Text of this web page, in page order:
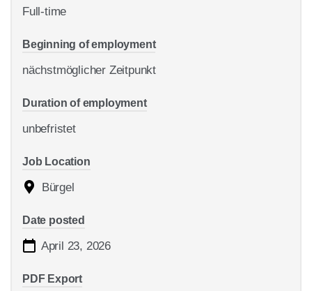
Full-time
Begin­ning of employ­ment
nächst­mög­li­cher Zeit­punkt
Dura­ti­on of employ­ment
unbe­fris­tet
Job Loca­ti­on
Bür­gel
Date pos­ted
April 23, 2026
PDF Export